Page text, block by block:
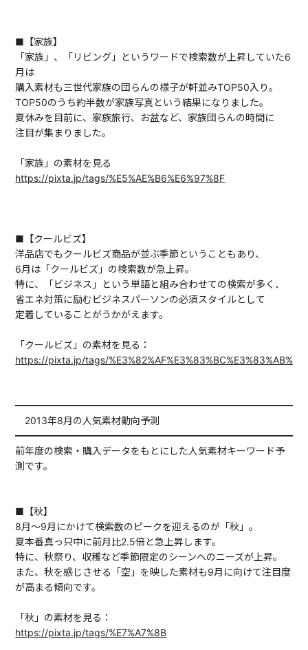
■【家族】
「家族」、「リビング」というワードで検索数が上昇していた6
月は
購入素材も三世代家族の団らんの様子が軒並みTOP50入り。
TOP50のうち約半数が家族写真という結果になりました。
夏休みを目前に、家族旅行、お盆など、家族団らんの時間に
注目が集まりました。
「家族」の素材を見る
https://pixta.jp/tags/%E5%AE%B6%E6%97%8F
■【クールビズ】
洋品店でもクールビズ商品が並ぶ季節ということもあり、
6月は「クールビズ」の検索数が急上昇。
特に、「ビジネス」という単語と組み合わせての検索が多く、
省エネ対策に励むビジネスパーソンの必須スタイルとして
定着していることがうかがえます。
「クールビズ」の素材を見る：
https://pixta.jp/tags/
━━━━━━━━━━━━━━━━━━━━━━━━━━━━━━
2013年8月の人気素材動向予測
━━━━━━━━━━━━━━━━━━━━━━━━━━━━━━
前年度の検索・購入データをもとにした人気素材キーワード予
測です。
■【秋】
8月～9月にかけて検索数のピークを迎えるのが「秋」。
夏本番真っ只中に前月比2.5倍と急上昇します。
特に、秋祭り、収穫など季節限定のシーンへのニーズが上昇。
また、秋を感じさせる「空」を映した素材も9月に向けて注目度
が高まる傾向です。
「秋」の素材を見る：
https://pixta.jp/tags/%E7%A7%8B